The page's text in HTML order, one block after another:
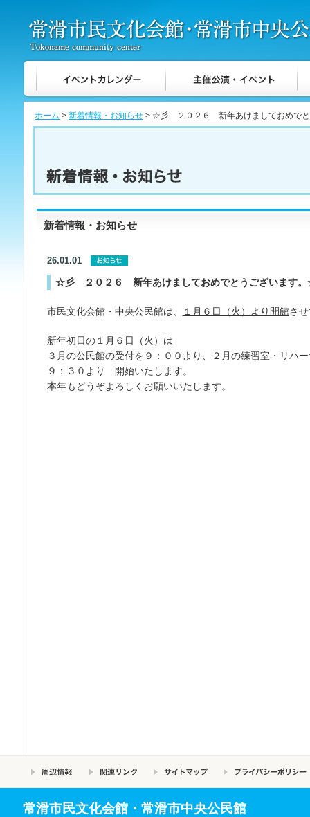
ホーム > 新着情報・お知らせ > ☆彡 ２０２６ 新年あけましておめで
新着情報・お知らせ
26.01.01
☆彡 ２０２６ 新年あけましておめでとうございます
市民文化会館・中央公民館は、 １月６日（火）より開館さ
新年初日の１月６日（火）は
３月の公民館の受付を９：００より、
２月の練習室・リハ
９：３０より 開始いたします。
本年もどうぞよろしくお願いいたします。
常滑市民文化会館・常滑市中央公民館